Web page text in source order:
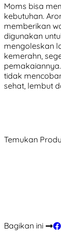
Moms bisa
kebutuhan.
memberikan
digunakan
mengoleskan
kemerahn,
tidak
sehat, lembut
Temukan
Bagikan ini